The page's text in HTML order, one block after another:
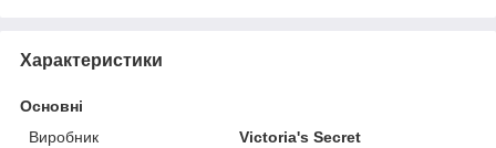
Характеристики
Основні
Виробник
Victoria's Secret